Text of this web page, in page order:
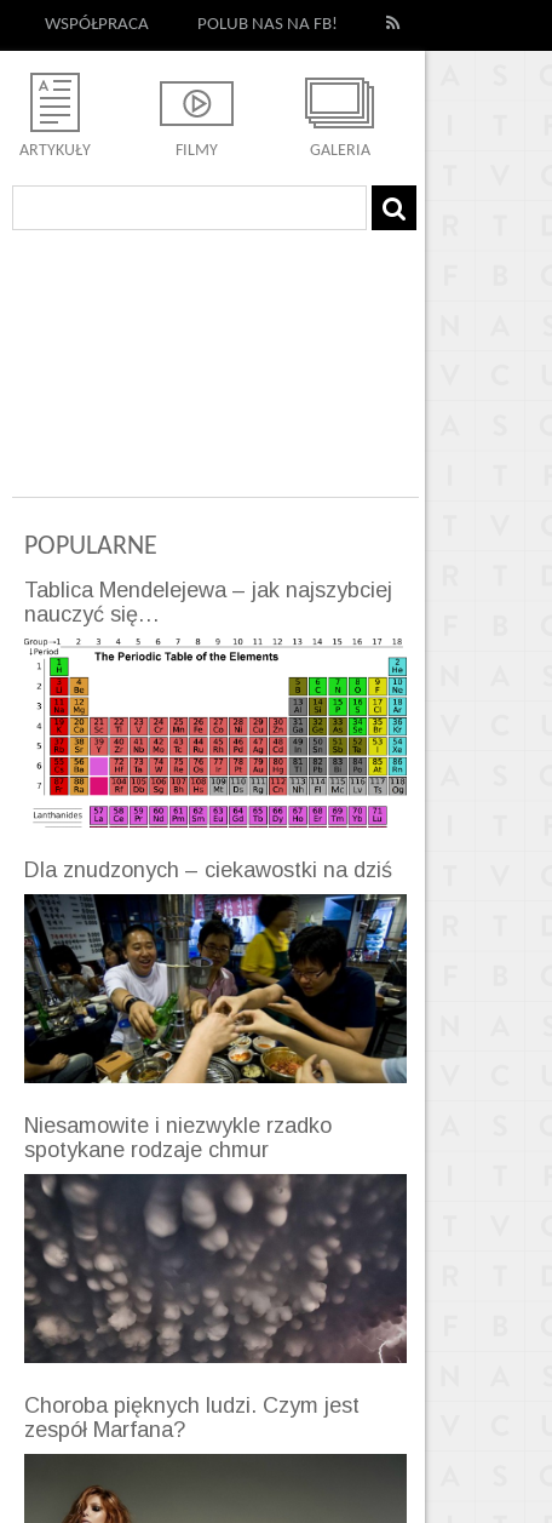
WSPÓŁPRACA POLUB NAS NA FB!
ARTYKUŁY FILMY GALERIA
POPULARNE
Tablica Mendelejewa – jak najszybciej
nauczyć się…
Dla znudzonych – ciekawostki na dziś
Niesamowite i niezwykle rzadko
spotykane rodzaje chmur
Choroba pięknych ludzi. Czym jest
zespół Marfana?